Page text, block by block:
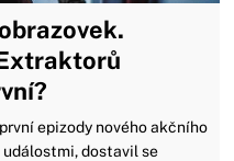
epizody nového akčního
dostavil se